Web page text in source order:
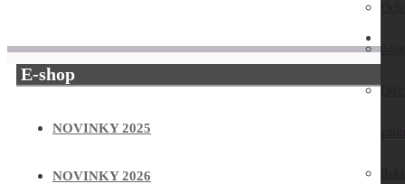
E-shop
NOVINKY 2025
NOVINKY 2026